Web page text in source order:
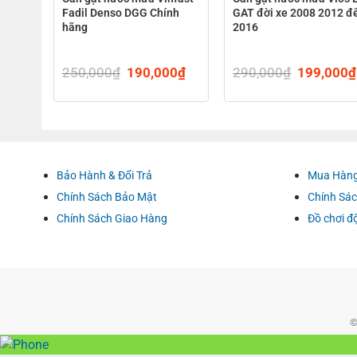
Fadil Denso DGG Chính
hãng
250,000₫ Original
was:
190,000₫Current
is:
GAT đời xe 2008 2012
2016
290,000₫ Original
was:
199,000₫
Bảo Hành & Đổi Trả
Chính Sách Bảo Mật
Chính Sách Giao Hàng
Mua
Chính
Đồ chơi